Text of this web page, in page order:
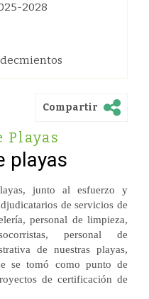
2028
Compartir
Playas
playas
junto al esfuerzo y
de servicios de
personal de limpieza,
personal de
de nuestras playas,
se tomó como punto de
de certificación de